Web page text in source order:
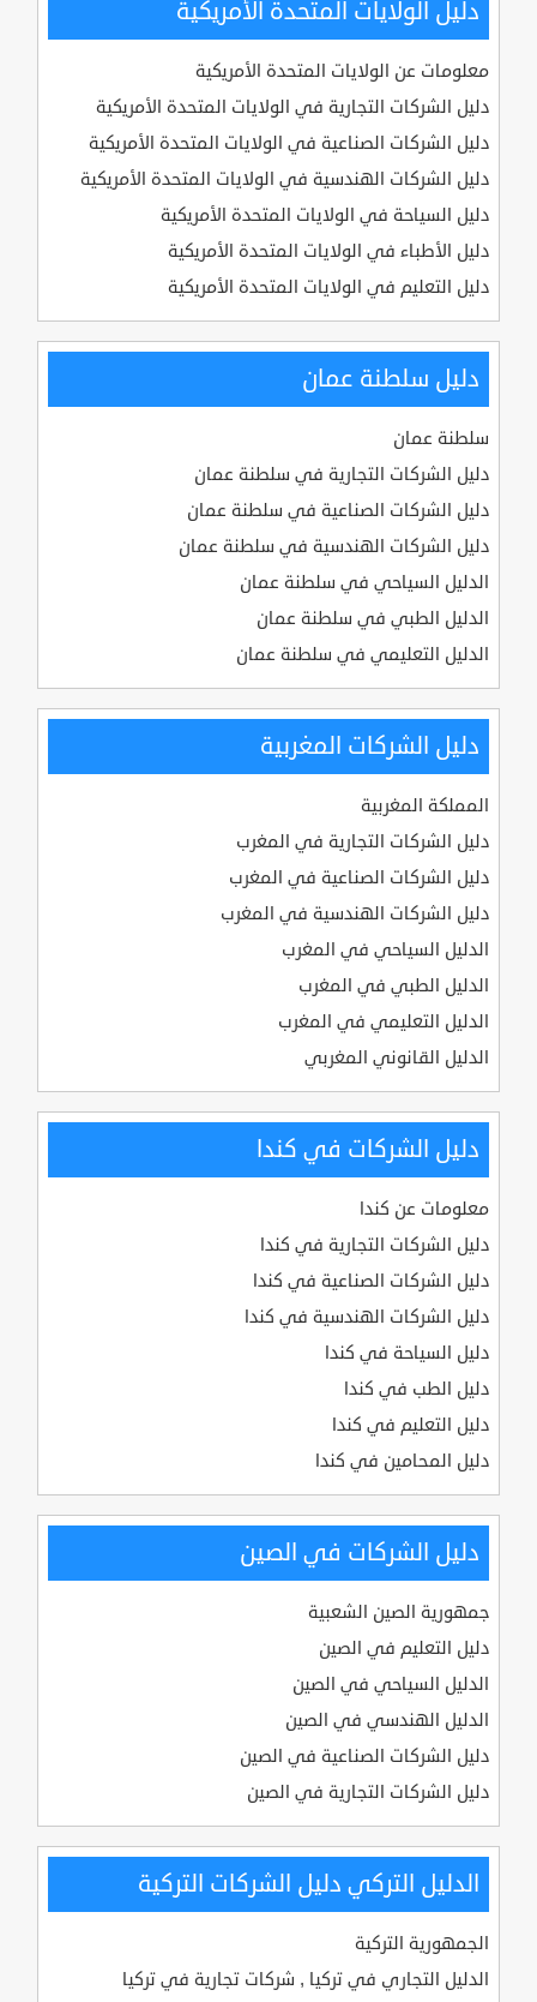
دليل الولايات المتحدة الأمريكية
معلومات عن الولايات المتحدة الأمريكية
دليل الشركات التجارية في الولايات المتحدة الأمريكية
دليل الشركات الصناعية في الولايات المتحدة الأمريكية
دليل الشركات الهندسية في الولايات المتحدة الأمريكية
دليل السياحة في الولايات المتحدة الأمريكية
دليل الأطباء في الولايات المتحدة الأمريكية
دليل التعليم في الولايات المتحدة الأمريكية
دليل سلطنة عمان
سلطنة عمان
دليل الشركات التجارية في سلطنة عمان
دليل الشركات الصناعية في سلطنة عمان
دليل الشركات الهندسية في سلطنة عمان
الدليل السياحي في سلطنة عمان
الدليل الطبي في سلطنة عمان
الدليل التعليمي في سلطنة عمان
دليل الشركات المغربية
المملكة المغربية
دليل الشركات التجارية في المغرب
دليل الشركات الصناعية في المغرب
دليل الشركات الهندسية في المغرب
الدليل السياحي في المغرب
الدليل الطبي في المغرب
الدليل التعليمي في المغرب
الدليل القانوني المغربي
دليل الشركات في كندا
معلومات عن كندا
دليل الشركات التجارية في كندا
دليل الشركات الصناعية في كندا
دليل الشركات الهندسية في كندا
دليل السياحة في كندا
دليل الطب في كندا
دليل التعليم في كندا
دليل المحامين في كندا
دليل الشركات في الصين
جمهورية الصين الشعبية
دليل التعليم في الصين
الدليل السياحي في الصين
الدليل الهندسي في الصين
دليل الشركات الصناعية في الصين
دليل الشركات التجارية في الصين
الدليل التركي دليل الشركات التركية
الجمهورية التركية
الدليل التجاري في تركيا , شركات تجارية في تركيا